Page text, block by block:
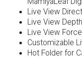
Live View
Live View
Live View
Customizable
Hot Folder for